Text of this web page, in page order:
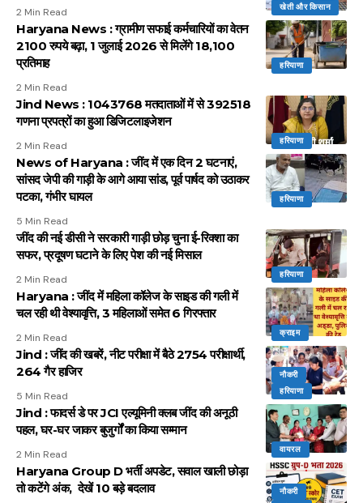
खेती और किसान
2 Min Read
हरियाणा
Haryana News : ग्रामीण सफाई कर्मचारियों का वेतन
2100 रुपये बढ़ा, 1 जुलाई 2026 से मिलेंगे 18,100
प्रतिमाह
2 Min Read
हरियाणा
Jind News : 1043768 मतदाताओं में से 392518
गणना प्रपत्रों का हुआ डिजिटलाइजेशन
2 Min Read
हरियाणा
News of Haryana : जींद में एक दिन 2 घटनाएं,
सांसद जेपी की गाड़ी के आगे आया सांड, पूर्व पार्षद को उठाकर
पटका, गंभीर घायल
5 Min Read
हरियाणा
जींद की नई डीसी ने सरकारी गाड़ी छोड़ चुना ई-रिक्शा का
सफर, प्रदूषण घटाने के लिए पेश की नई मिसाल
2 Min Read
क्राइम
Haryana : जींद में महिला कॉलेज के साइड की गली में
चल रही थी वेश्यावृत्ति, 3 महिलाओं समेत 6 गिरफ्तार
2 Min Read
नौकरी
हरियाणा
Jind : जींद की खबरें, नीट परीक्षा में बैठे 2754 परीक्षार्थी,
264 गैर हाजिर
5 Min Read
वायरल
Jind : फादर्स डे पर JCI एल्यूमिनी क्लब जींद की अनूठी
पहल, घर-घर जाकर बुजुर्गों का किया सम्मान
2 Min Read
नौकरी
Haryana Group D भर्ती अपडेट, सवाल खाली छोड़ा
तो कटेंगे अंक, देखें 10 बड़े बदलाव